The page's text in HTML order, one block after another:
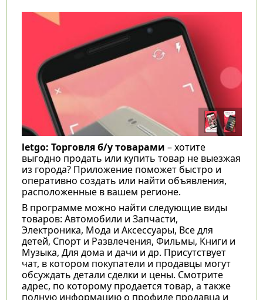
letgo: Торговля б/у товарами – хотите
выгодно продать или купить товар не выезжая
из города? Приложение поможет быстро и
оперативно создать или найти объявления,
расположенные в вашем регионе.
В программе можно найти следующие виды
товаров: Автомобили и Запчасти,
Электроника, Мода и Аксессуары, Все для
детей, Спорт и Развлечения, Фильмы, Книги и
Музыка, Для дома и дачи и др. Присутствует
чат, в котором покупатели и продавцы могут
обсуждать детали сделки и цены. Смотрите
адрес, по которому продается товар, а также
полную информацию о профиле продавца и